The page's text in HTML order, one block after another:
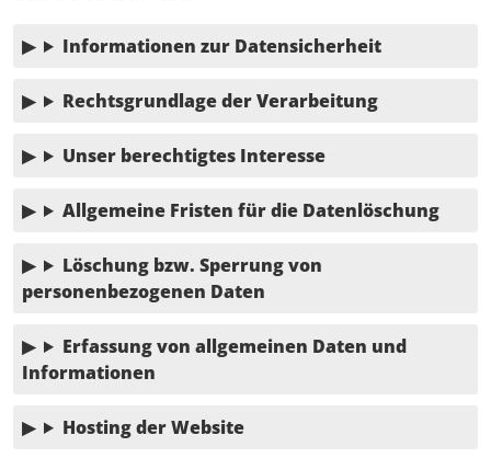
Informationen zur Datensicherheit
Rechtsgrundlage der Verarbeitung
Unser berechtigtes Interesse
Allgemeine Fristen für die Datenlöschung
Löschung bzw. Sperrung von
personenbezogenen Daten
Erfassung von allgemeinen Daten und
Informationen
Hosting der Website